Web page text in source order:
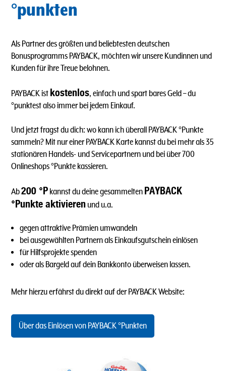
°punkten
Als Partner des größten und beliebtesten deutschen
Bonusprogramms PAYBACK, möchten wir unsere Kundinnen und
Kunden für ihre Treue belohnen.
PAYBACK ist kostenlos, einfach und spart bares Geld – du
°punktest also immer bei jedem Einkauf.
Und jetzt fragst du dich: wo kann ich überall PAYBACK °Punkte
sammeln? Mit nur einer PAYBACK Karte kannst du bei mehr als 35
stationären Handels- und Servicepartnern und bei über 700
Onlineshops °Punkte kassieren.
Ab200 °P kannst du deine gesammelten PAYBACK
°Punkte aktivieren und u.a.
gegen attraktive Prämien umwandeln
bei ausgewählten Partnern als Einkaufsgutschein einlösen
für Hilfsprojekte spenden
oder als Bargeld auf dein Bankkonto überweisen lassen.
Mehr hierzu erfährst du direkt auf der PAYBACK Website:
Über das Einlösen von PAYBACK °Punkten